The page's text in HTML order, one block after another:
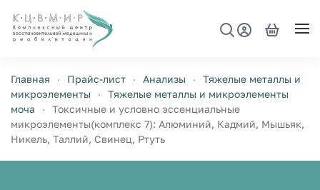
Перейти к содержимому
Главная Прайс-лист Анализы
Тяжелые металлы и
микроэлементы
Тяжелые металлы и микроэлементы
моча
Токсичные и условно эссенциальные
микроэлементы(комплекс 7): Алюминий, Кадмий, Мышьяк,
Никель, Таллий, Свинец, Ртуть